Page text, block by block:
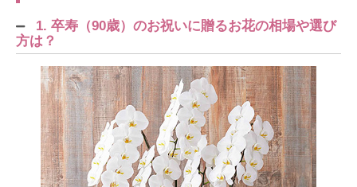
1. 卒寿（90歳）のお祝いに贈るお花の相場や選び
方は？